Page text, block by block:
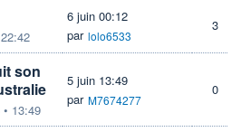
6 juin 00:12
par lolo6533
3
son
13:49
5 juin 13:49
par M7674277
0